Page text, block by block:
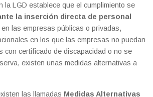
la LGD establece que el cumplimiento se
la inserción directa de personal
en las empresas públicas o privadas,
en los que las empresas no puedan
con certificado de discapacidad o no se
existen unas medidas alternativas a
las llamadas Medidas Alternativas